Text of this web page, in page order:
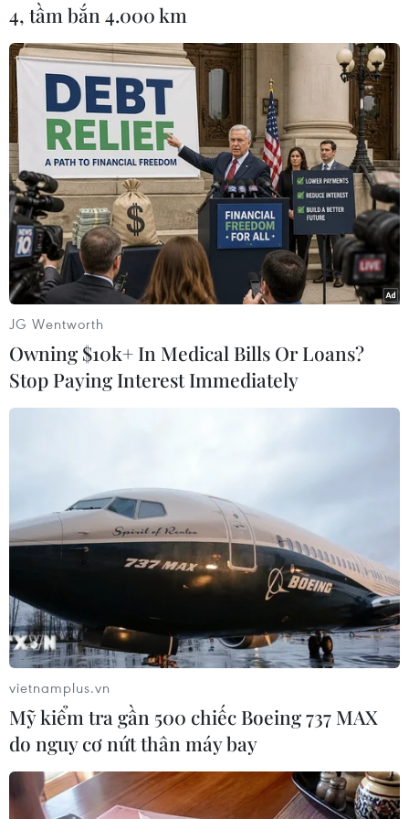
Israel tiến hành đợt không
kích mới nhằm vào nhiều
mục tiêu ở Iran
Lực lượng Phòng vệ Israel (IDF)
cho biết không quân nước này
(IAF) đang thực hiện một loạt cuộc
không kích tại Tehran và một số
khu vực khác ở Iran.
(TTXVN/Vietnam+)
#Căng thẳng Israel-Iran
#Lò phản ứng Arak
#Không kích
#Quân đội Israel
#Tehran
#Chiến tranh Trung Đông
Theo dõi VietnamPlus
4, tầm bắn 4.000 km
JG Wentworth
Owning $10k+ In Medical Bills Or Loans?
Stop Paying Interest Immediately
vietnamplus.vn
Mỹ kiểm tra gần 500 chiếc Boeing 737 MAX
do nguy cơ nứt thân máy bay